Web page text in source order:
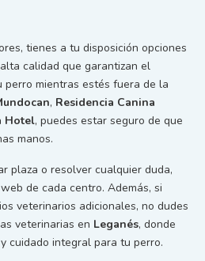
tienes a tu disposición opciones
calidad que garantizan el
mientras estés fuera de la
, Residencia Canina
Hotel, puedes estar seguro de que
manos.
plaza o resolver cualquier duda,
de cada centro. Además, si
veterinarios adicionales, no dudes
veterinarias en Leganés, donde
cuidado integral para tu perro.